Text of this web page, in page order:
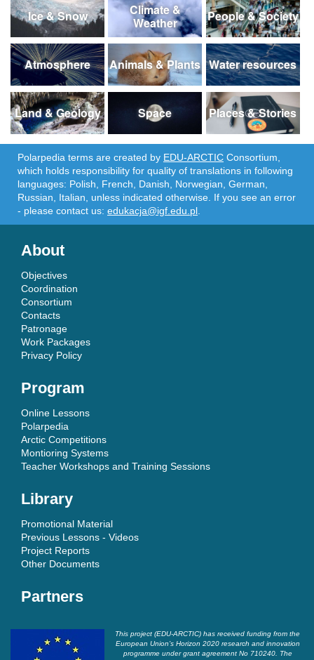
Ice & Snow
Climate &
Weather
People & Society
Atmosphere Animals & Plants Water resources
Land & Geology Space Places & Stories
Polarpedia terms are created by EDU-ARCTIC Consortium,
which holds responsibility for quality of translations in following
languages: Polish, French, Danish, Norwegian, German,
Russian, Italian, unless indicated otherwise. If you see an error
- please contact us: edukacja@igf.edu.pl
About
Objectives
Coordination
Consortium
Contacts
Patronage
Work Packages
Privacy Policy
Program
Online Lessons
Polarpedia
Arctic Competitions
Montioring Systems
Teacher Workshops and Training Sessions
Library
Promotional Material
Previous Lessons - Videos
Project Reports
Other Documents
Partners
This project (EDU-ARCTIC) has received funding from the
European Union’s Horizon 2020 research and innovation
programme under grant agreement No 710240. The